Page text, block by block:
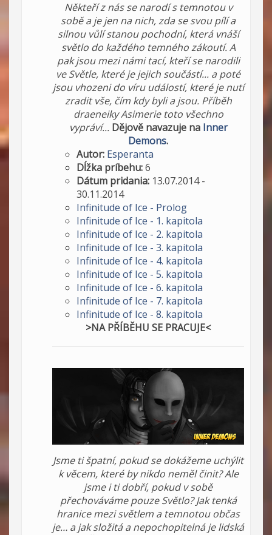
Někteří z nás se narodí s temnotou v
sobě a je jen na nich, zda se svou pílí a
silnou vůlí stanou pochodní, která vnáší
světlo do každého temného zákoutí. A
pak jsou mezi námi tací, kteří se narodili
ve Světle, které je jejich součástí... a poté
jsou vhozeni do víru událostí, které je nutí
zradit vše, čím kdy byli a jsou. Příběh
draeneiky Asimerie toto všechno
vypráví... Dějově navazuje na Inner
Demons.
Autor: Esperanta
Dĺžka príbehu:6
Dátum pridania: 13.07.2014 -
30.11.2014
Infinitude of Ice - Prolog
Infinitude of Ice - 1. kapitola
Infinitude of Ice - 2. kapitola
Infinitude of Ice - 3. kapitola
Infinitude of Ice - 4. kapitola
Infinitude of Ice - 5. kapitola
Infinitude of Ice - 6. kapitola
Infinitude of Ice - 7. kapitola
Infinitude of Ice - 8. kapitola
>NA PŘÍBĚHU SE PRACUJE<
Jsme ti špatní, pokud se dokážeme uchýlit
k věcem, které by nikdo neměl činit? Ale
jsme i ti dobří, pokud v sobě
přechováváme pouze Světlo? Jak tenká
hranice mezi světlem a temnotou občas
je… a jak složitá a nepochopitelná je lidská